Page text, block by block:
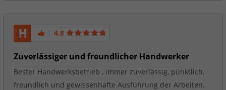
4,8
Zuverlässiger und freundlicher Handwerker
Bester Handwerksbetrieb , immer zuverlässig, pünktlich,
freundlich und gewissenhafte Ausführung der Arbeiten.